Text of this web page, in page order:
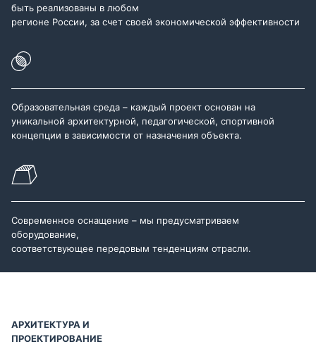
быть реализованы в любом
регионе России, за счет своей экономической эффективности
Образовательная среда – каждый проект основан на
уникальной архитектурной, педагогической, спортивной
концепции в зависимости от назначения объекта.
Современное оснащение – мы предусматриваем
оборудование,
соответствующее передовым тенденциям отрасли.
АРХИТЕКТУРА И
ПРОЕКТИРОВАНИЕ